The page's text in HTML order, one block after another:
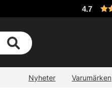
4.7
Nyheter Varumärken